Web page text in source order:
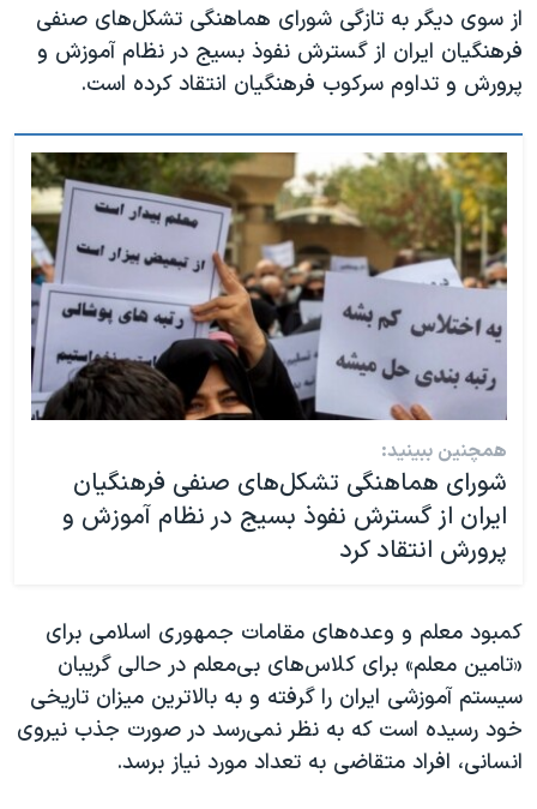
از سوی دیگر به تازگی شورای هماهنگی تشکل‌های صنفی
فرهنگیان ایران از گسترش نفوذ بسیج در نظام آموزش و
پرورش و تداوم سرکوب فرهنگیان انتقاد کرده است.
همچنین ببینید:
شورای هماهنگی تشکل‌های صنفی فرهنگیان
ایران از گسترش نفوذ بسیج در نظام آموزش و
پرورش انتقاد کرد
کمبود معلم و وعده‌های مقامات جمهوری اسلامی برای
«تامین معلم» برای کلاس‌های بی‌معلم در حالی گریبان
سیستم آموزشی ایران را گرفته و به بالاترین میزان تاریخی
خود رسیده است که به نظر نمی‌رسد در صورت جذب نیروی
انسانی، افراد متقاضی به تعداد مورد نیاز برسد.